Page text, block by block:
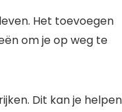
Het toevoegen
om je op weg te
Dit kan je helpen